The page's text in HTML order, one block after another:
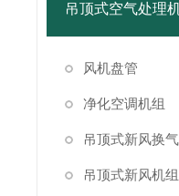
吊顶式空气处理
风机盘管
净化空调机组
吊顶式新风换
吊顶式新风机组